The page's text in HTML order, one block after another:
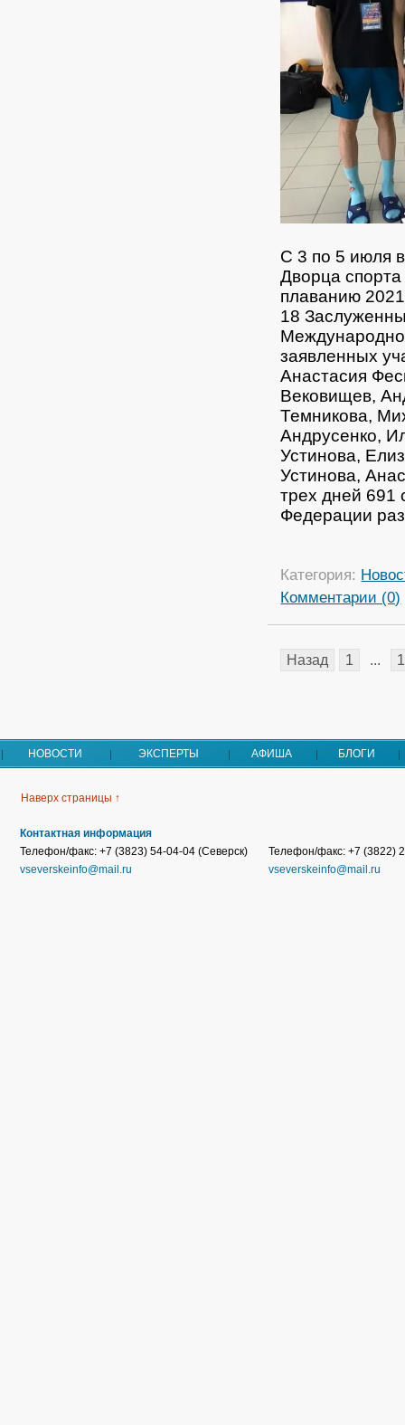
С 3 по 5 июля
Дворца
плаванию
18
заявленных
Анастасия
Вековищев,
Темникова,
Андрусенко,
Устинова,
Устинова,
трех дней 691
Федерации
Категория:
Комментарии (0)
Назад 1 ...
НОВОСТИ ЭКСПЕРТЫ АФИША БЛОГИ
Наверх страницы ↑
Контактная информация
Телефон/факс: +7 (3823) 54-04-04 (Северск)
vseverskeinfo@mail.ru
Телефон/факс: +7 (3822)
vseverskeinfo@mail.ru